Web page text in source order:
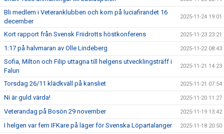
Bli medlem i Veteranklubben och kom på luciafirandet 16
december
2025-11-24 19:01
Kort rapport från Svensk Friidrotts höstkonferens 2025-11-23 23:21
1:17 på halvmaran av Olle Lindeberg 2025-11-22 08:43
Sofia, Milton och Filip uttagna till helgens utvecklingsträff i
Falun
2025-11-21 14:23
Torsdag 26/11 klädkväll på kansliet 2025-11-21 07:54
Ni är guld värda! 2025-11-20 11:27
Veterandag på Bosön 29 november 2025-11-19 13:42
I helgen var fem IFKare på läger för Svenska Löpartalanger 2025-11-18 20:50